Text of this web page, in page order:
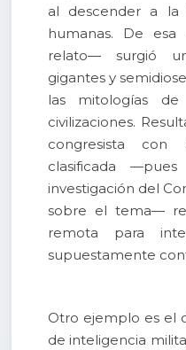
al descender a la
humanas. De
relato— surgió
gigantes y
las mitologías
civilizaciones.
congresista con
clasificada
investigación del
sobre el tema—
remota para
supuestamente
Otro ejemplo es el
de inteligencia